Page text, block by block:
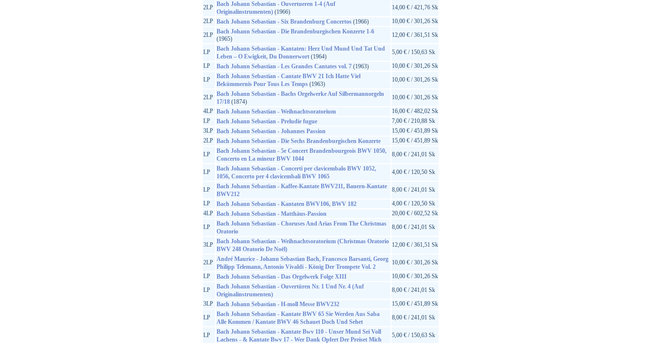
2LP Bach Johann Sebastian - Ouvertueren 1-4 (Auf
Originalinstrumenten)(1966)
14,00 € / 421,76 Sk
2LP Bach Johann Sebastian - Six Brandenburg Concertos(1966)
10,00 € / 301,26 Sk
2LP Bach Johann Sebastian - Die Brandenburgischen Konzerte 1-6
(1965)
12,00 € / 361,51 Sk
LP
Bach Johann Sebastian - Kantaten: Herz Und Mund Und Tat Und
Leben – O Ewigkeit, Du Donnerwort(1964)
5,00 € / 150,63 Sk
LP
Bach Johann Sebastian - Les Grandes Cantates vol. 7(1963)
10,00 € / 301,26 Sk
LP
Bach Johann Sebastian - Cantate BWV 21 Ich Hatte Viel
Bekümmernis Pour Tous Les Temps(1963)
10,00 € / 301,26 Sk
2LP Bach Johann Sebastian - Bachs Orgelwerke Auf Silbermannorgeln
17/18(1874)
10,00 € / 301,26 Sk
4LP Bach Johann Sebastian - Weihnachtsoratorium
16,00 € / 482,02 Sk
LP
Bach Johann Sebastian - Preludie fugue
7,00 € / 210,88 Sk
3LP Bach Johann Sebastian - Johannes Passion
15,00 € / 451,89 Sk
2LP Bach Johann Sebastian - Die Sechs Brandenburgischen Konzerte
15,00 € / 451,89 Sk
LP
Bach Johann Sebastian - 5e Concert Brandenbourgeois BWV 1050,
Concerto en La mineur BWV 1044
8,00 € / 241,01 Sk
LP
Bach Johann Sebastian - Concerti per clavicembalo BWV 1052,
1056, Concerto per 4 clavicembali BWV 1065
4,00 € / 120,50 Sk
LP
Bach Johann Sebastian - Kaffee-Kantate BWV211, Bauern-Kantate
BWV212
8,00 € / 241,01 Sk
LP
Bach Johann Sebastian - Kantaten BWV106, BWV 182
4,00 € / 120,50 Sk
4LP Bach Johann Sebastian - Matthäus-Passion
20,00 € / 602,52 Sk
LP
Bach Johann Sebastian - Choruses And Arias From The Christmas
Oratorio
8,00 € / 241,01 Sk
3LP Bach Johann Sebastian - Weihnachtsoratorium (Christmas Oratorio
BWV 248 Oratorio De Noël)
12,00 € / 361,51 Sk
2LP André Maurice - Johann Sebastian Bach, Francesco Barsanti, Georg
Philipp Telemann, Antonio Vivaldi - König Der Trompete Vol. 2
10,00 € / 301,26 Sk
LP
Bach Johann Sebastian - Das Orgelwerk Folge XIII
10,00 € / 301,26 Sk
LP
Bach Johann Sebastian - Ouvertüren Nr. 1 Und Nr. 4 (Auf
Originalinstrumenten)
8,00 € / 241,01 Sk
3LP Bach Johann Sebastian - H-moll Messe BWV232
15,00 € / 451,89 Sk
LP
Bach Johann Sebastian - Kantate BWV 65 Sie Werden Aus Saba
Alle Kommen / Kantate BWV 46 Schauet Doch Und Sehet
8,00 € / 241,01 Sk
LP
Bach Johann Sebastian - Kantate Bwv 110 - Unser Mund Sei Voll
Lachens - & Kantate Bwv 17 - Wer Dank Opfert Der Preiset Mich
5,00 € / 150,63 Sk